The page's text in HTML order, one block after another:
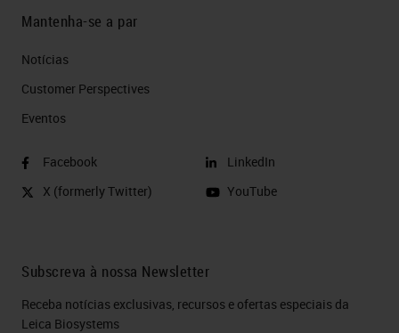
Mantenha-se a par
Notícias
Customer Perspectives​
Eventos
Facebook
X (formerly Twitter)
LinkedIn
YouTube
Subscreva à nossa Newsletter
Receba notícias exclusivas, recursos e ofertas especiais da
Leica Biosystems